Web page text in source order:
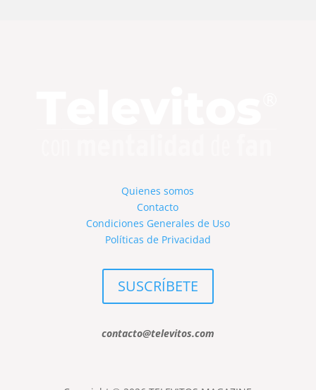
Quienes somos
Contacto
Condiciones Generales de Uso
Políticas de Privacidad
SUSCRÍBETE
contacto@televitos.com